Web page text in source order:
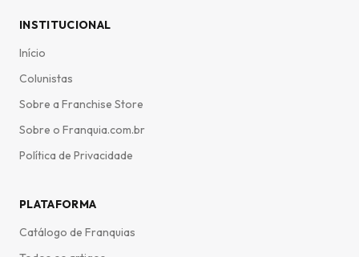
INSTITUCIONAL
Início
Colunistas
Sobre a Franchise Store
Sobre o Franquia.com.br
Política de Privacidade
PLATAFORMA
Catálogo de Franquias